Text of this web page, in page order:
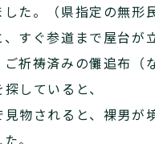
た。（県指定の無形
すぐ参道まで屋台が
祈祷済みの儺追布（
していると、
物されると、裸男
。